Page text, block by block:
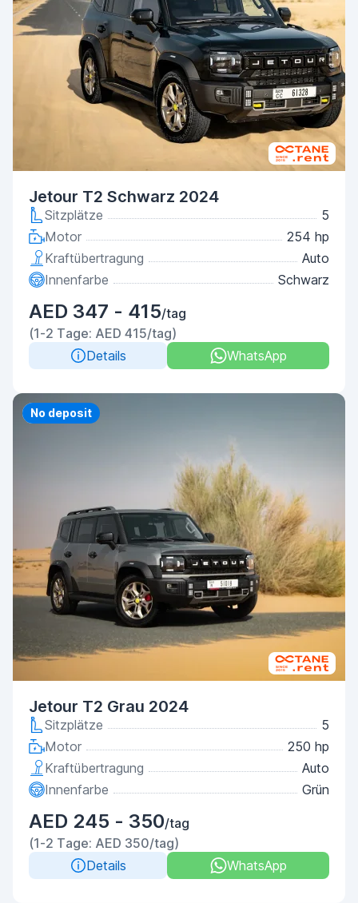
Jetour T2 Schwarz 2024
Sitzplätze
5
Motor
254 hp
Kraftübertragung
Auto
Innenfarbe
Schwarz
AED 347 - 415/tag
(1-2 Tage: AED 415/tag)
Details
WhatsApp
Priority
No deposit
Jetour T2 Grau 2024
Sitzplätze
5
Motor
250 hp
Kraftübertragung
Auto
Innenfarbe
Grün
AED 245 - 350/tag
(1-2 Tage: AED 350/tag)
Details
WhatsApp